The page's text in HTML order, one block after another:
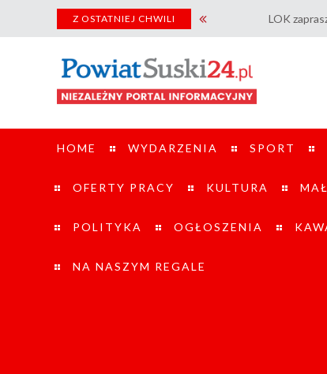
Z OSTATNIEJ CHWILI LOK zaprasza na Dzień
HOME WYDARZENIA SPORT
OFERTY PRACY KULTURA
POLITYKA OGŁOSZENIA
NA NASZYM REGALE